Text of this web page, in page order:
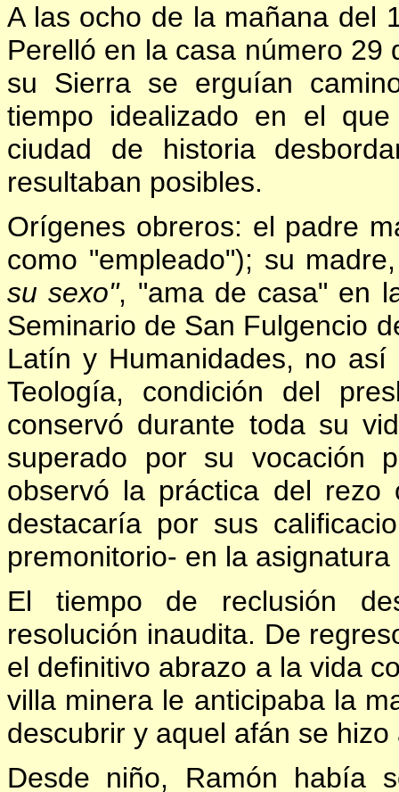
A las ocho de la mañana del
Perelló en la casa número 29
su Sierra se erguían
tiempo idealizado en el
ciudad de historia
resultaban posibles.
Orígenes obreros: el padre
como "empleado"); su
su sexo", "ama de casa" en
Seminario de San Fulgencio
Latín y Humanidades, no
Teología, condición del
conservó durante toda su
superado por su vocación
observó la práctica del rezo
destacaría por sus
premonitorio- en la
El tiempo de reclusión
resolución inaudita. De
el definitivo abrazo a la vida
villa minera le anticipaba la
descubrir y aquel afán se
Desde niño, Ramón había